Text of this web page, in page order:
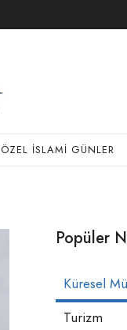
ÖZEL İSLAMI GÜNLER
Popüler
Küresel
Turizm